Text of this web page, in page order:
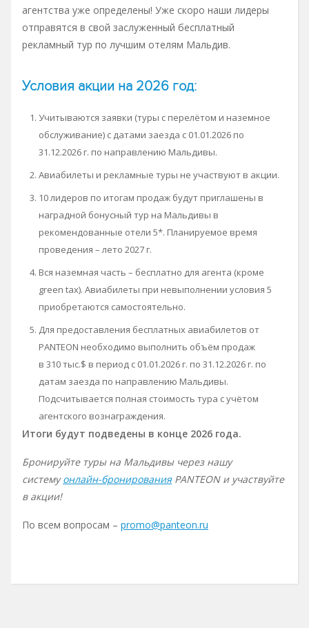
агентства уже определены! Уже скоро наши лидеры
отправятся в свой заслуженный бесплатный
рекламный тур по лучшим отелям Мальдив.
Условия акции на 2026 год:
Учитываются заявки (туры с перелётом и наземное
обслуживание) с датами заезда с 01.01.2026 по
31.12.2026 г. по направлению Мальдивы.
Авиабилеты и рекламные туры не участвуют в акции.
10 лидеров по итогам продаж будут приглашены в
наградной бонусный тур на Мальдивы в
рекомендованные отели 5*. Планируемое время
проведения – лето 2027 г.
Вся наземная часть – бесплатно для агента (кроме
green tax). Авиабилеты при невыполнении условия 5
приобретаются самостоятельно.
Для предоставления бесплатных авиабилетов от
PANTEON необходимо выполнить объём продаж
в 310 тыс.$ в период с 01.01.2026 г. по 31.12.2026 г. по
датам заезда по направлению Мальдивы.
Подсчитывается полная стоимость тура с учётом
агентского вознаграждения.
Итоги будут подведены в конце 2026 года.
Бронируйте туры на Мальдивы через нашу
системуонлайн-бронированияPANTEON и участвуйте
в акции!
По всем вопросам – promo@panteon.ru